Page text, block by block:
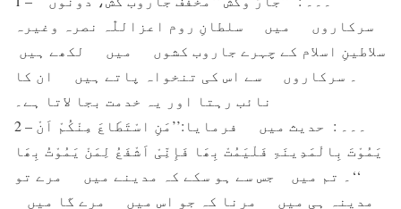
سرکاروں میں سلطانِ روم اعزاللّٰہ نصرہ وغیرہ
سلاطینِ اسلام کے چہرے جاروب کشوں میں لکھے ہیں
۔ سرکاروں سے اس کی تنخواہ پاتے ہیں ان کا
نائب رہتا اور یہ خدمت بجا لاتا ہے۔
2 – ۔۔۔ : حدیث میں فرمایا:’’مَنِ اسْتَطَاعَ مِنْکُمْ اَنْ
یَمُوْتَ بِالْمَدِینَۃِ فَلْیَمُتْ بِھَا فَإِنِّیْ اَشْفَعُ لِمَنْ یَمُوْتُ بِھَا
‘‘۔ تم میں جس سے ہو سکے کہ مدینے میں مرے تو
مدینہ ہی میں مرنا کہ جو اس میں مرے گا میں